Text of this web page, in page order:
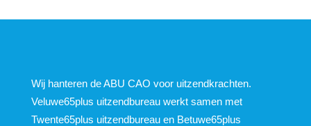
Wij hanteren de ABU CAO voor uitzendkrachten.
Veluwe65plus uitzendbureau werkt samen met
Twente65plus uitzendbureau en Betuwe65plus